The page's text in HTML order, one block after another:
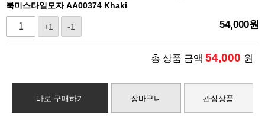
북미스타일모자 AA00374 Khaki
+1 -1 54,000원
총 상품 금액 54,000 원
바로 구매하기 장바구니 관심상품